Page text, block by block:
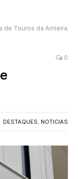
de Touros da Amieira
0
DESTAQUES, NOTICIAS